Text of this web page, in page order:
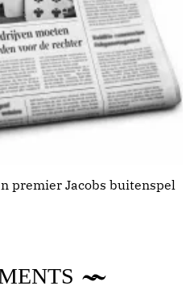
premier Jacobs buitenspel